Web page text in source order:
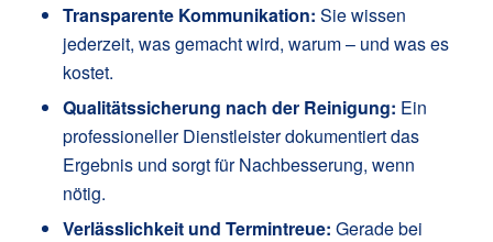
Transparente Kommunikation: Sie wissen
jederzeit, was gemacht wird, warum – und was es
kostet.
Qualitätssicherung nach der Reinigung: Ein
professioneller Dienstleister dokumentiert das
Ergebnis und sorgt für Nachbesserung, wenn
nötig.
Verlässlichkeit und Termintreue: Gerade bei